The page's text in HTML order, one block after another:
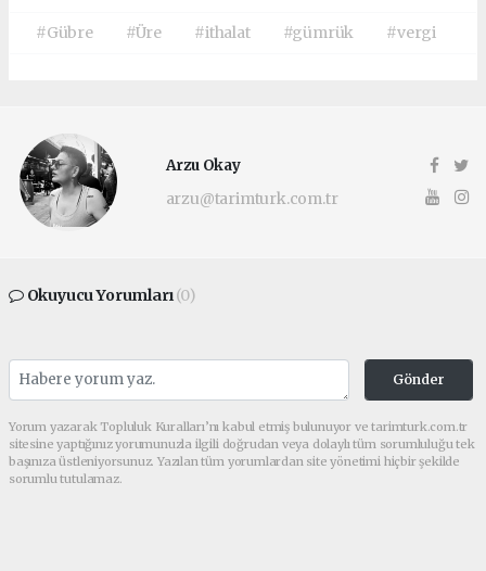
#Gübre #Üre #ithalat #gümrük #vergi
Arzu Okay
arzu@tarimturk.com.tr
Okuyucu Yorumları(0)
Gönder
Yorum yazarak Topluluk Kuralları’nı kabul etmiş bulunuyor ve tarimturk.com.tr
sitesine yaptığınız yorumunuzla ilgili doğrudan veya dolaylı tüm sorumluluğu tek
başınıza üstleniyorsunuz. Yazılan tüm yorumlardan site yönetimi hiçbir şekilde
sorumlu tutulamaz.